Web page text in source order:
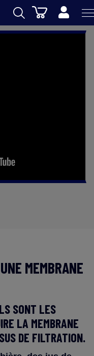
MEMBRANE
SONT LES
LA MEMBRANE
DE FILTRATION.